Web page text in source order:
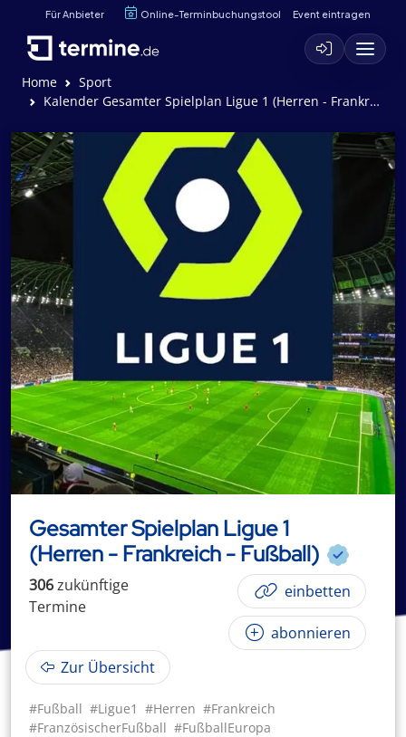
Für Anbieter Online-Terminbuchungstool Event eintragen
Home
Sport
Kalender Gesamter Spielplan Ligue 1 (Herren - Frankreich - Fußball)
Gesamter Spielplan Ligue 1
(Herren - Frankreich - Fußball)
306zukünftige
Termine
einbetten
abonnieren
Zur Übersicht
#Fußball #Ligue1 #Herren #Frankreich
#FranzösischerFußball #FußballEuropa